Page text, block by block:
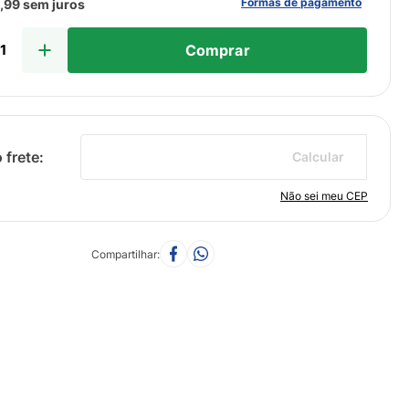
,99sem juros
Comprar
Não sei meu CEP
Calcular
Compartilhar